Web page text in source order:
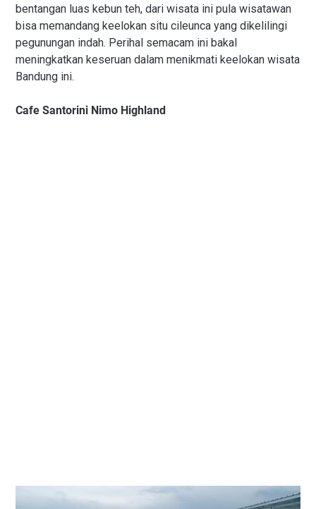
bentangan luas kebun teh, dari wisata ini pula wisatawan
bisa memandang keelokan situ cileunca yang dikelilingi
pegunungan indah. Perihal semacam ini bakal
meningkatkan keseruan dalam menikmati keelokan wisata
Bandung ini.
Cafe Santorini Nimo Highland